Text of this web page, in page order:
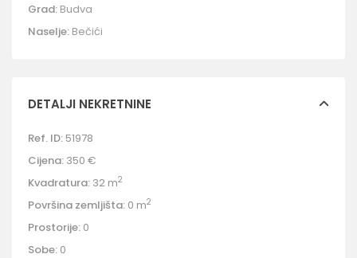
Grad: Budva
Naselje: Bečići
DETALJI NEKRETNINE
Ref. ID: 51978
Cijena: 350 €
Kvadratura: 32 m2
Površina zemljišta: 0 m2
Prostorije: 0
Sobe: 0